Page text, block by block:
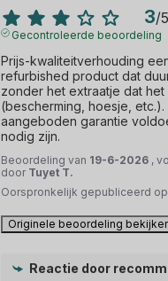
3/5
Gecontroleerde beoordeling
Prijs-kwaliteitverhouding
refurbished product dat
zonder het extraatje dat
(bescherming, hoesje,
aangeboden garantie
nodig zijn.
Beoordeling van 19-6-2026 ,
door Tuyet T.
Oorspronkelijk gepubliceerd
Originele beoordeling
Reactie door